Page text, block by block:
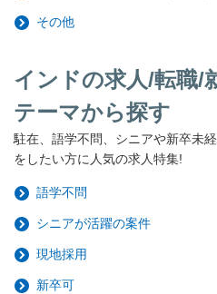
その他
インドの求人/転職/
テーマから探す
駐在、語学不問、シニアや新卒未
をしたい方に人気の求人特集!
語学不問
シニアが活躍の案件
現地採用
新卒可